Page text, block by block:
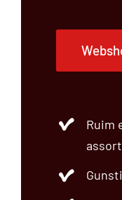
Ruim